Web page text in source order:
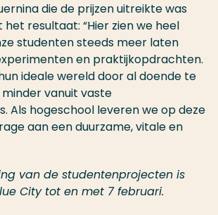
die de prijzen uitreikte was
resultaat: “Hier zien we heel
studenten steeds meer laten
en praktijkopdrachten.
ideale wereld door al doende te
vanuit vaste
Als hogeschool leveren we op deze
aan een duurzame, vitale en
van de studentenprojecten is
City tot en met 7 februari.